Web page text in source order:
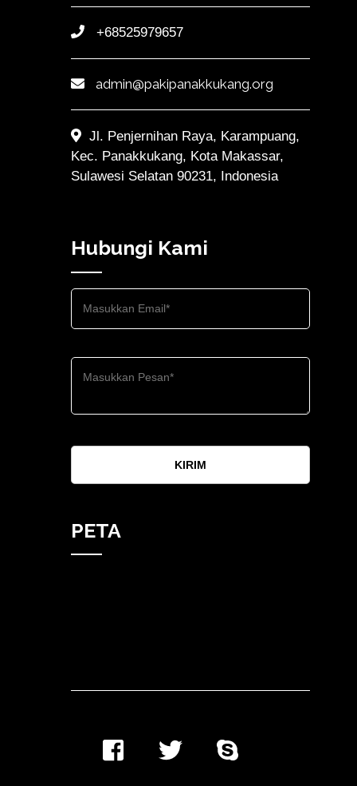
+68525979657
admin@pakipanakkukang.org
Jl. Penjernihan Raya, Karampuang,
Kec. Panakkukang, Kota Makassar,
Sulawesi Selatan 90231, Indonesia
Hubungi Kami
KIRIM
PETA